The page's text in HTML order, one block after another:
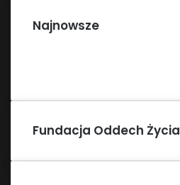
Najnowsze
Fundacja Oddech Życia